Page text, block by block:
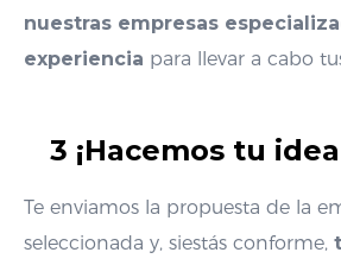
nuestras empresas
experiencia para llevar a cabo
3 ¡Hacemos tu
Te enviamos la propuesta de la
seleccionada y, siestás conforme,